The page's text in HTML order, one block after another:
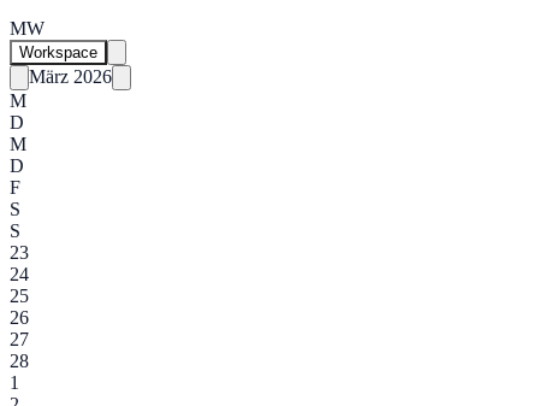
MW
Workspace
März 2026
M
D
M
D
F
S
S
23
24
25
26
27
28
1